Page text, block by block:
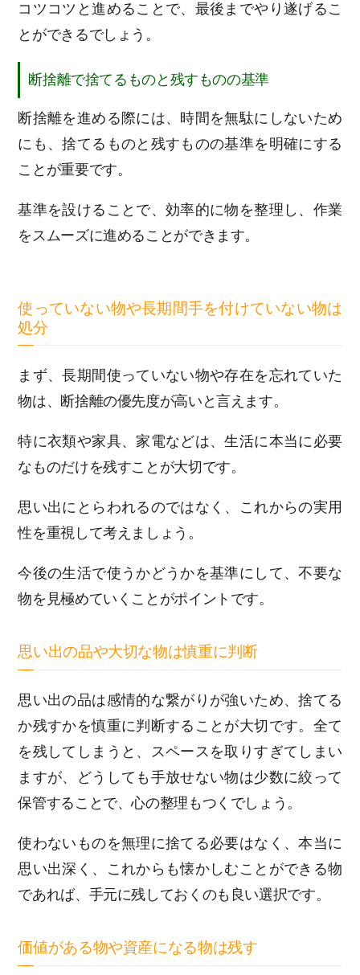
コツコツと進めることで、最後までやり遂げるこ
とができるでしょう。
断捨離で捨てるものと残すものの基準
断捨離を進める際には、時間を無駄にしないため
にも、捨てるものと残すものの基準を明確にする
ことが重要です。
基準を設けることで、効率的に物を整理し、作業
をスムーズに進めることができます。
使っていない物や長期間手を付けていない物は
処分
まず、長期間使っていない物や存在を忘れていた
物は、断捨離の優先度が高いと言えます。
特に衣類や家具、家電などは、生活に本当に必要
なものだけを残すことが大切です。
思い出にとらわれるのではなく、これからの実用
性を重視して考えましょう。
今後の生活で使うかどうかを基準にして、不要な
物を見極めていくことがポイントです。
思い出の品や大切な物は慎重に判断
思い出の品は感情的な繋がりが強いため、捨てる
か残すかを慎重に判断することが大切です。全て
を残してしまうと、スペースを取りすぎてしまい
ますが、どうしても手放せない物は少数に絞って
保管することで、心の整理もつくでしょう。
使わないものを無理に捨てる必要はなく、本当に
思い出深く、これからも懐かしむことができる物
であれば、手元に残しておくのも良い選択です。
価値がある物や資産になる物は残す